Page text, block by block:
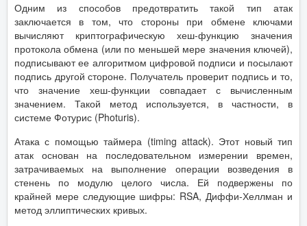
Одним из способов предотвратить такой тип атак
заключается в том, что стороны при обмене ключами
вычисляют криптографическую хеш-функцию значения
протокола обмена (или по меньшей мере значения ключей),
подписывают ее алгоритмом цифровой подписи и посылают
подпись другой стороне. Получатель проверит подпись и то,
что значение хеш-функции совпадает с вычисленным
значением. Такой метод используется, в частности, в
системе Фотурис (Photuris).
Атака с помощью таймера (timing attack). Этот новый тип
атак основан на последовательном измерении времен,
затрачиваемых на выполнение операции возведения в
стенень по модулю целого числа. Ей подвержены по
крайней мере следующие шифры: RSA, Диффи-Хеллман и
метод эллиптических кривых.